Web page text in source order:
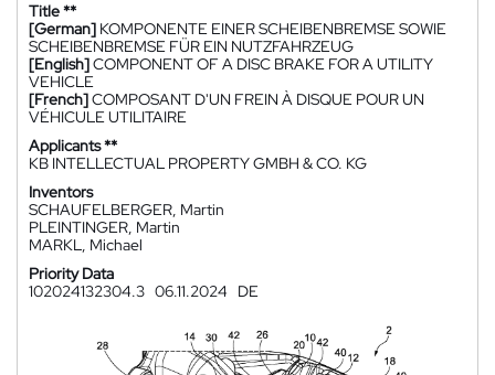
Title **
[German] KOMPONENTE EINER SCHEIBENBREMSE SOWIE
SCHEIBENBREMSE FÜR EIN NUTZFAHRZEUG
[English]COMPONENT OF A DISC BRAKE FOR A UTILITY
VEHICLE
[French]COMPOSANT D'UN FREIN À DISQUE POUR UN
VÉHICULE UTILITAIRE
Applicants **
KB INTELLECTUAL PROPERTY GMBH & CO. KG
Inventors
SCHAUFELBERGER, Martin
PLEINTINGER, Martin
MARKL, Michael
Priority Data
102024132304.3 06.11.2024 DE